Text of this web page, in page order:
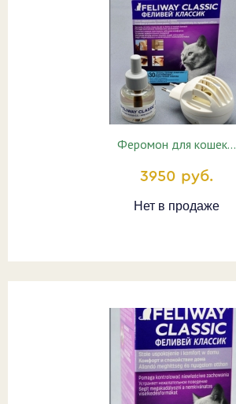
Феромон для кошек…
3950 руб.
Нет в продаже